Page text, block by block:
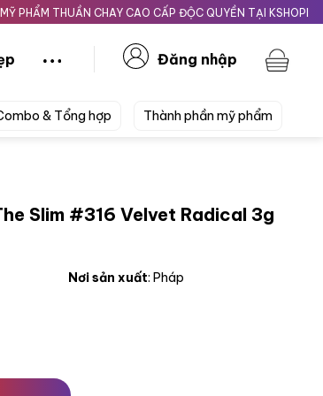
THUẦN CHAY CAO CẤP ĐỘC QUYỀN TẠI
Đăng nhập
& Tổng hợp Thành phần mỹ phẩm
Slim #316 Velvet Radical 3g
Nơi sản xuất: Pháp
Radical 3g Cam Nâu Đất số lượng